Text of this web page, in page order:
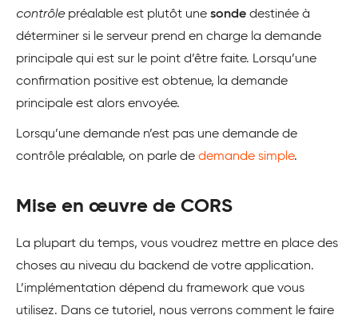
contrôlepréalable est plutôt une sonde destinée à
déterminer si le serveur prend en charge la demande
principale qui est sur le point d’être faite. Lorsqu’une
confirmation positive est obtenue, la demande
principale est alors envoyée.
Lorsqu’une demande n’est pas une demande de
contrôle préalable, on parle de demande simple.
Mise en œuvre de CORS
La plupart du temps, vous voudrez mettre en place des
choses au niveau du backend de votre application.
L’implémentation dépend du framework que vous
utilisez. Dans ce tutoriel, nous verrons comment le faire